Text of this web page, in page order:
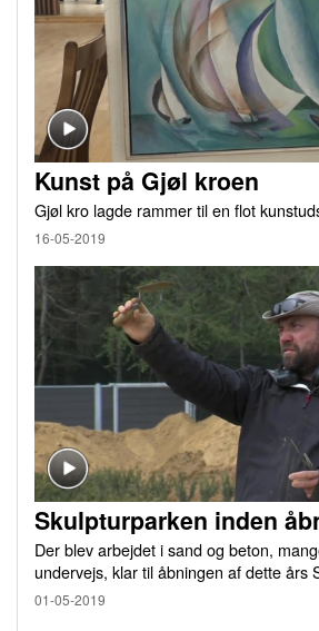
Kunst på Gjøl kroen
Gjøl kro lagde rammer til en flot
16-05-2019
Skulpturparken inden
Der blev arbejdet i sand og beton,
undervejs, klar til åbningen af dette års
01-05-2019